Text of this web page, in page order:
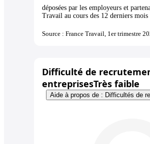
déposées par les employeurs et
Travail au cours des 12 derniers
Source : France Travail, 1er trimestre
Difficulté de
entreprisesTrès faible
Aide à propos de : Difficultés de